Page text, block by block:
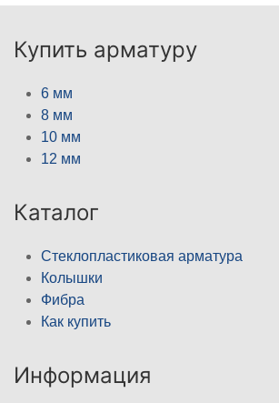
Купить арматуру
6 мм
8 мм
10 мм
12 мм
Каталог
Стеклопластиковая арматура
Колышки
Фибра
Как купить
Информация